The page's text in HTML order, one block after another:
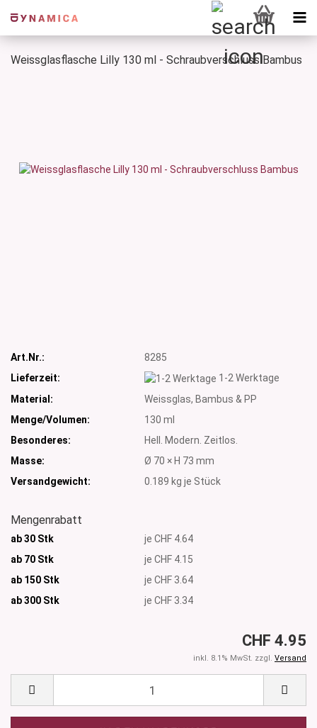
Weissglasflasche Lilly 130 ml - Schraubverschluss Bambus
Art.Nr.:
8285
Lieferzeit:
1-2 Werktage
Material:
Weissglas, Bambus & PP
Menge/Volumen:
130 ml
Besonderes:
Hell. Modern. Zeitlos.
Masse:
Ø 70 × H 73 mm
Versandgewicht:
0.189 kg je Stück
Mengenrabatt
ab 30 Stk
je CHF 4.64
ab 70 Stk
je CHF 4.15
ab 150 Stk
je CHF 3.64
ab 300 Stk je CHF 3.34
CHF 4.95
inkl. 8.1% MwSt. zzgl. Versand